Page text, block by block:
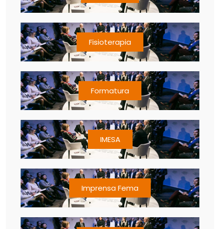
Fisioterapia
Formatura
IMESA
Imprensa Fema